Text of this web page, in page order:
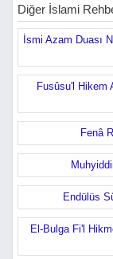
Diğer İslami
İsmi Azam Duası
Fusûsu'l Hikem
Fenâ
Endülüs
El-Bulga Fi'l